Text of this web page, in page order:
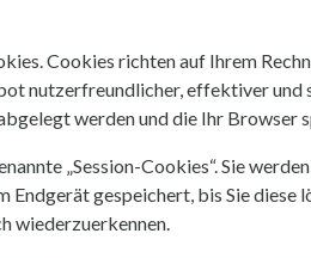
Cookies richten auf Ihrem
nutzerfreundlicher, effektiver und
werden und die Ihr Browser
„Session-Cookies“. Sie
gespeichert, bis Sie diese
wiederzuerkennen.